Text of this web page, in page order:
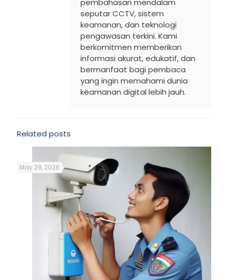
pembahasan mendalam
seputar CCTV, sistem
keamanan, dan teknologi
pengawasan terkini. Kami
berkomitmen memberikan
informasi akurat, edukatif, dan
bermanfaat bagi pembaca
yang ingin memahami dunia
keamanan digital lebih jauh.
Related posts
May 29, 2026